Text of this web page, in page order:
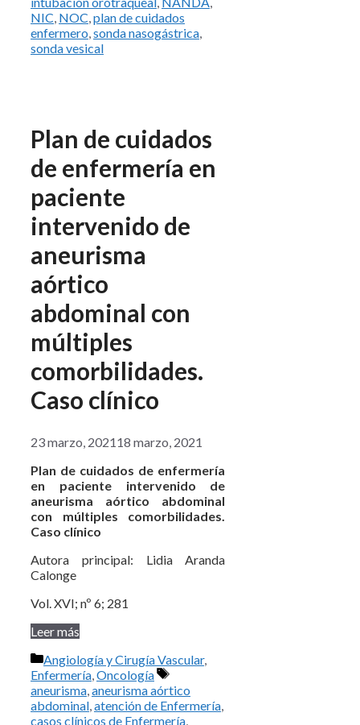
NIC, NOC,plan de cuidados
enfermero,sonda nasogástrica,
sonda vesical
Plan de cuidados
de enfermería en
paciente
intervenido de
aneurisma
aórtico
abdominal con
múltiples
comorbilidades.
Caso clínico
23 marzo, 202118 marzo, 2021
Plan de cuidados de enfermería
en paciente intervenido de
aneurisma aórtico abdominal
con múltiples comorbilidades.
Caso clínico
Autora principal: Lidia Aranda
Calonge
Vol. XVI; nº 6; 281
Leer más
Categorías
Angiología y Cirugía Vascular,
Enfermería,Oncología
Etiquetas
aneurisma,aneurisma aórtico
abdominal,atención de Enfermería,
casos clínicos de Enfermería,